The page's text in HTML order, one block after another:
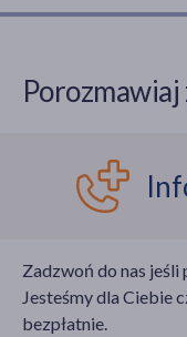
Zadzwoń do nas
Jesteśmy dla Ciebie
bezpłatnie.